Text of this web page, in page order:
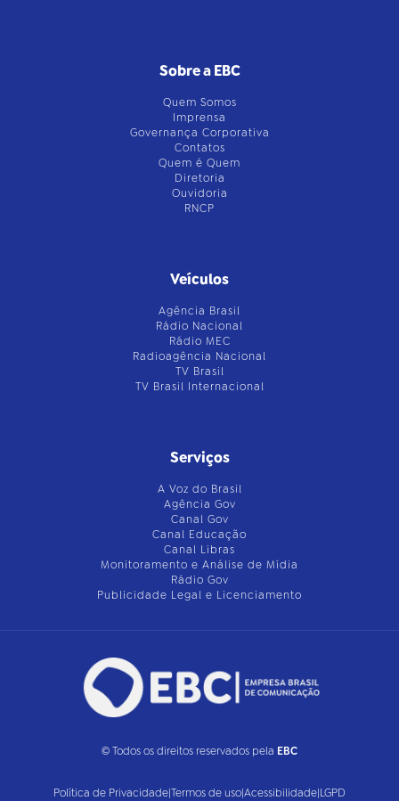
Sobre a EBC
Quem Somos
Imprensa
Governança Corporativa
Contatos
Quem é Quem
Diretoria
Ouvidoria
RNCP
Veículos
Agência Brasil
Rádio Nacional
Rádio MEC
Radioagência Nacional
TV Brasil
TV Brasil Internacional
Serviços
A Voz do Brasil
Agência Gov
Canal Gov
Canal Educação
Canal Libras
Monitoramento e Análise de Mídia
Rádio Gov
Publicidade Legal e Licenciamento
© Todos os direitos reservados pela EBC
Política de Privacidade|Termos de uso|Acessibilidade|LGPD